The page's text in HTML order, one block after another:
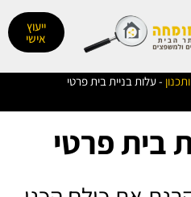
ייעוץ
אישי
-עלות בניית בית פרטי
בית פרטי